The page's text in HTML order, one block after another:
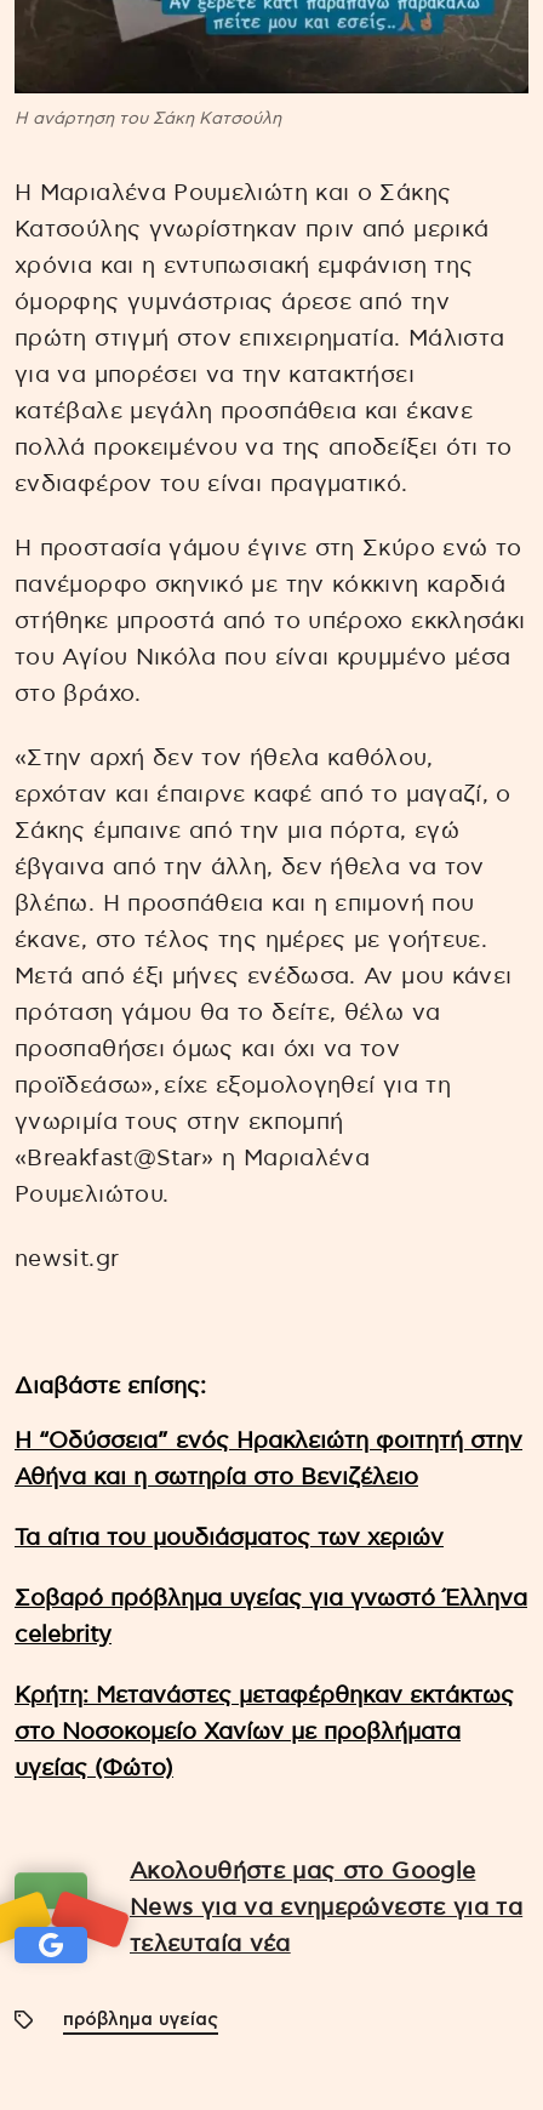
Η ανάρτηση του Σάκη Κατσούλη
Η Μαριαλένα Ρουμελιώτη και ο Σάκης
Κατσούλης γνωρίστηκαν πριν από μερικά
χρόνια και η εντυπωσιακή εμφάνιση της
όμορφης γυμνάστριας άρεσε από την
πρώτη στιγμή στον επιχειρηματία. Μάλιστα
για να μπορέσει να την κατακτήσει
κατέβαλε μεγάλη προσπάθεια και έκανε
πολλά προκειμένου να της αποδείξει ότι το
ενδιαφέρον του είναι πραγματικό.
Η προστασία γάμου έγινε στη Σκύρο ενώ το
πανέμορφο σκηνικό με την κόκκινη καρδιά
στήθηκε μπροστά από το υπέροχο εκκλησάκι
του Αγίου Νικόλα που είναι κρυμμένο μέσα
στο βράχο.
«Στην αρχή δεν τον ήθελα καθόλου,
ερχόταν και έπαιρνε καφέ από το μαγαζί, ο
Σάκης έμπαινε από την μια πόρτα, εγώ
έβγαινα από την άλλη, δεν ήθελα να τον
βλέπω. Η προσπάθεια και η επιμονή που
έκανε, στο τέλος της ημέρες με γοήτευε.
Μετά από έξι μήνες ενέδωσα. Αν μου κάνει
πρόταση γάμου θα το δείτε, θέλω να
προσπαθήσει όμως και όχι να τον
προϊδεάσω», είχε εξομολογηθεί για τη
γνωριμία τους στην εκπομπή
«Breakfast@Star» η Μαριαλένα
Ρουμελιώτου.
newsit.gr
Διαβάστε επίσης:
Η “Οδύσσεια” ενός Ηρακλειώτη φοιτητή στην
Αθήνα και η σωτηρία στο Βενιζέλειο
Τα αίτια του μουδιάσματος των χεριών
Σοβαρό πρόβλημα υγείας για γνωστό Έλληνα
celebrity
Κρήτη: Μετανάστες μεταφέρθηκαν εκτάκτως
στο Νοσοκομείο Χανίων με προβλήματα
υγείας (Φώτο)
Ακολουθήστε μας στο Google
News για να ενημερώνεστε για τα
τελευταία νέα
πρόβλημα υγείας